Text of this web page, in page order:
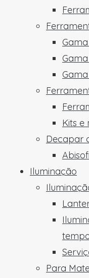
Kits e
Decapar
Iluminação
Para